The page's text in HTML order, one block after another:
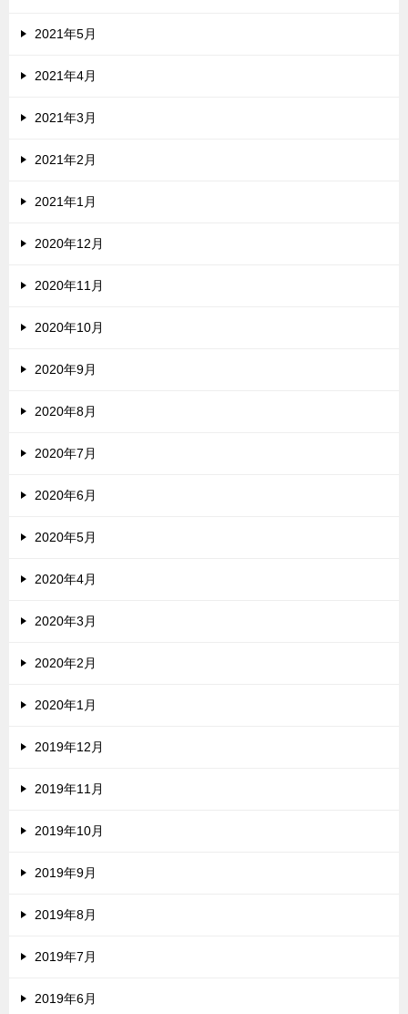
2021年5月
2021年4月
2021年3月
2021年2月
2021年1月
2020年12月
2020年11月
2020年10月
2020年9月
2020年8月
2020年7月
2020年6月
2020年5月
2020年4月
2020年3月
2020年2月
2020年1月
2019年12月
2019年11月
2019年10月
2019年9月
2019年8月
2019年7月
2019年6月